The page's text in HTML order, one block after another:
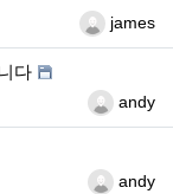
등록자james
다
등록자andy
등록자andy